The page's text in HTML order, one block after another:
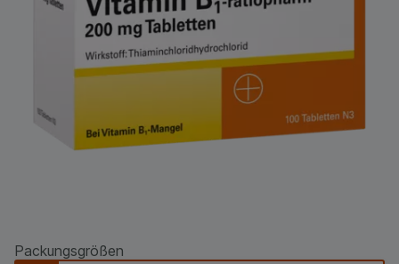
Packungsgrößen